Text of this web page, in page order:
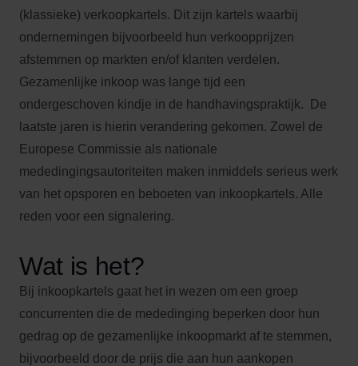
(klassieke) verkoopkartels. Dit zijn kartels waarbij
ondernemingen bijvoorbeeld hun verkoopprijzen
afstemmen op markten en/of klanten verdelen.
Gezamenlijke inkoop was lange tijd een
ondergeschoven kindje in de handhavingspraktijk. De
laatste jaren is hierin verandering gekomen. Zowel de
Europese Commissie als nationale
mededingingsautoriteiten maken inmiddels serieus werk
van het opsporen en beboeten van inkoopkartels. Alle
reden voor een signalering.
Wat is het?
Bij inkoopkartels gaat het in wezen om een ​​groep
concurrenten die de mededinging beperken door hun
gedrag op de gezamenlijke inkoopmarkt af te stemmen,
bijvoorbeeld door de prijs die aan hun aankopen